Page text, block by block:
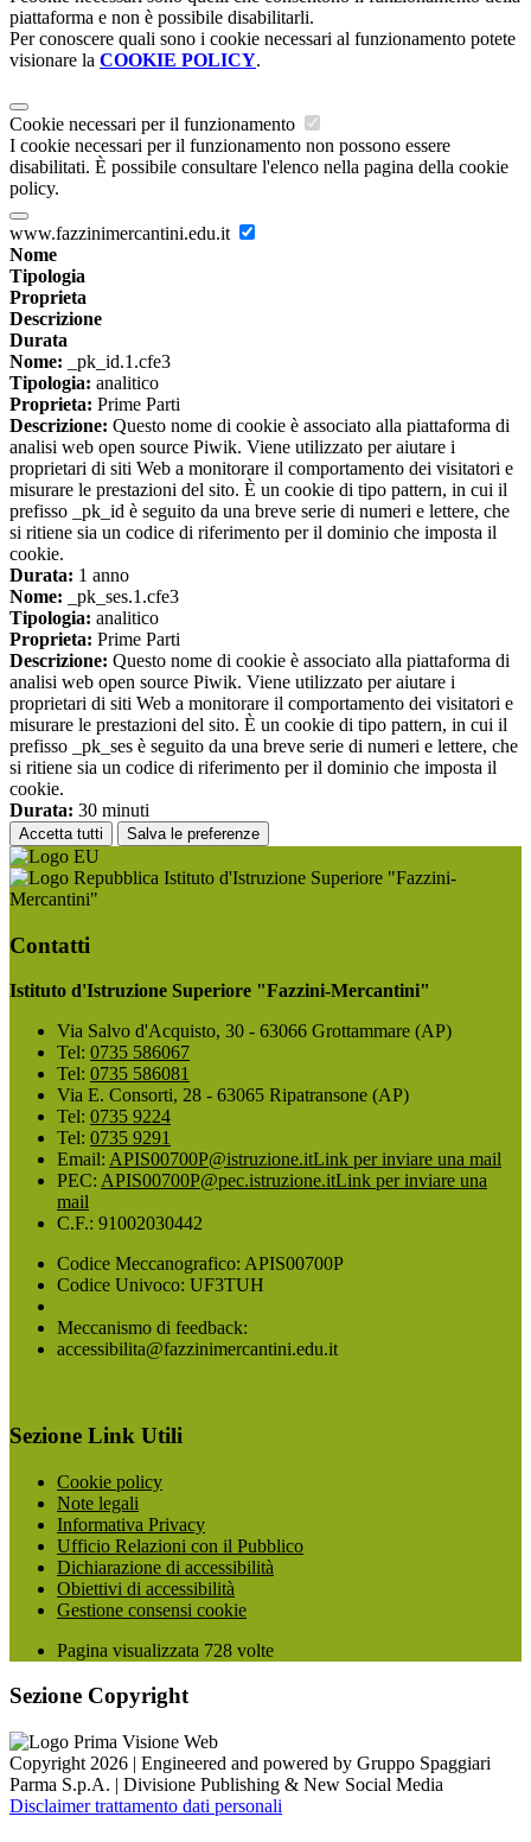
piattaforma e non è possibile disabilitarli.
Per conoscere quali sono i cookie necessari al funzionamento potete
visionare la COOKIE POLICY.
Cookie necessari per il funzionamento
I cookie necessari per il funzionamento non possono essere
disabilitati. È possibile consultare l'elenco nella pagina della cookie
policy.
www.fazzinimercantini.edu.it
Nome
Tipologia
Proprieta
Descrizione
Durata
Nome: _pk_id.1.cfe3
Tipologia: analitico
Proprieta: Prime Parti
Descrizione: Questo nome di cookie è associato alla piattaforma di
analisi web open source Piwik. Viene utilizzato per aiutare i
proprietari di siti Web a monitorare il comportamento dei visitatori e
misurare le prestazioni del sito. È un cookie di tipo pattern, in cui il
prefisso _pk_id è seguito da una breve serie di numeri e lettere, che
si ritiene sia un codice di riferimento per il dominio che imposta il
cookie.
Durata: 1 anno
Nome: _pk_ses.1.cfe3
Tipologia: analitico
Proprieta: Prime Parti
Descrizione: Questo nome di cookie è associato alla piattaforma di
analisi web open source Piwik. Viene utilizzato per aiutare i
proprietari di siti Web a monitorare il comportamento dei visitatori e
misurare le prestazioni del sito. È un cookie di tipo pattern, in cui il
prefisso _pk_ses è seguito da una breve serie di numeri e lettere, che
si ritiene sia un codice di riferimento per il dominio che imposta il
cookie.
Durata: 30 minuti
Accetta tutti Salva le preferenze
Istituto d'Istruzione Superiore "Fazzini-
Mercantini"
Contatti
Istituto d'Istruzione Superiore "Fazzini-Mercantini"
Via Salvo d'Acquisto, 30 - 63066 Grottammare (AP)
Tel: 0735 586067
Tel: 0735 586081
Via E. Consorti, 28 - 63065 Ripatransone (AP)
Tel: 0735 9224
Tel: 0735 9291
Email: APIS00700P@istruzione.itLink per inviare una mail
PEC: APIS00700P@pec.istruzione.itLink per inviare una
mail
C.F.: 91002030442
Codice Meccanografico: APIS00700P
Codice Univoco: UF3TUH
Meccanismo di feedback:
accessibilita@fazzinimercantini.edu.it
Sezione Link Utili
Cookie policy
Note legali
Informativa Privacy
Ufficio Relazioni con il Pubblico
Dichiarazione di accessibilità
Obiettivi di accessibilità
Gestione consensi cookie
Pagina visualizzata 728 volte
Sezione Copyright
Copyright 2026 | Engineered and powered by Gruppo Spaggiari
Parma S.p.A. | Divisione Publishing & New Social Media
Disclaimer trattamento dati personali